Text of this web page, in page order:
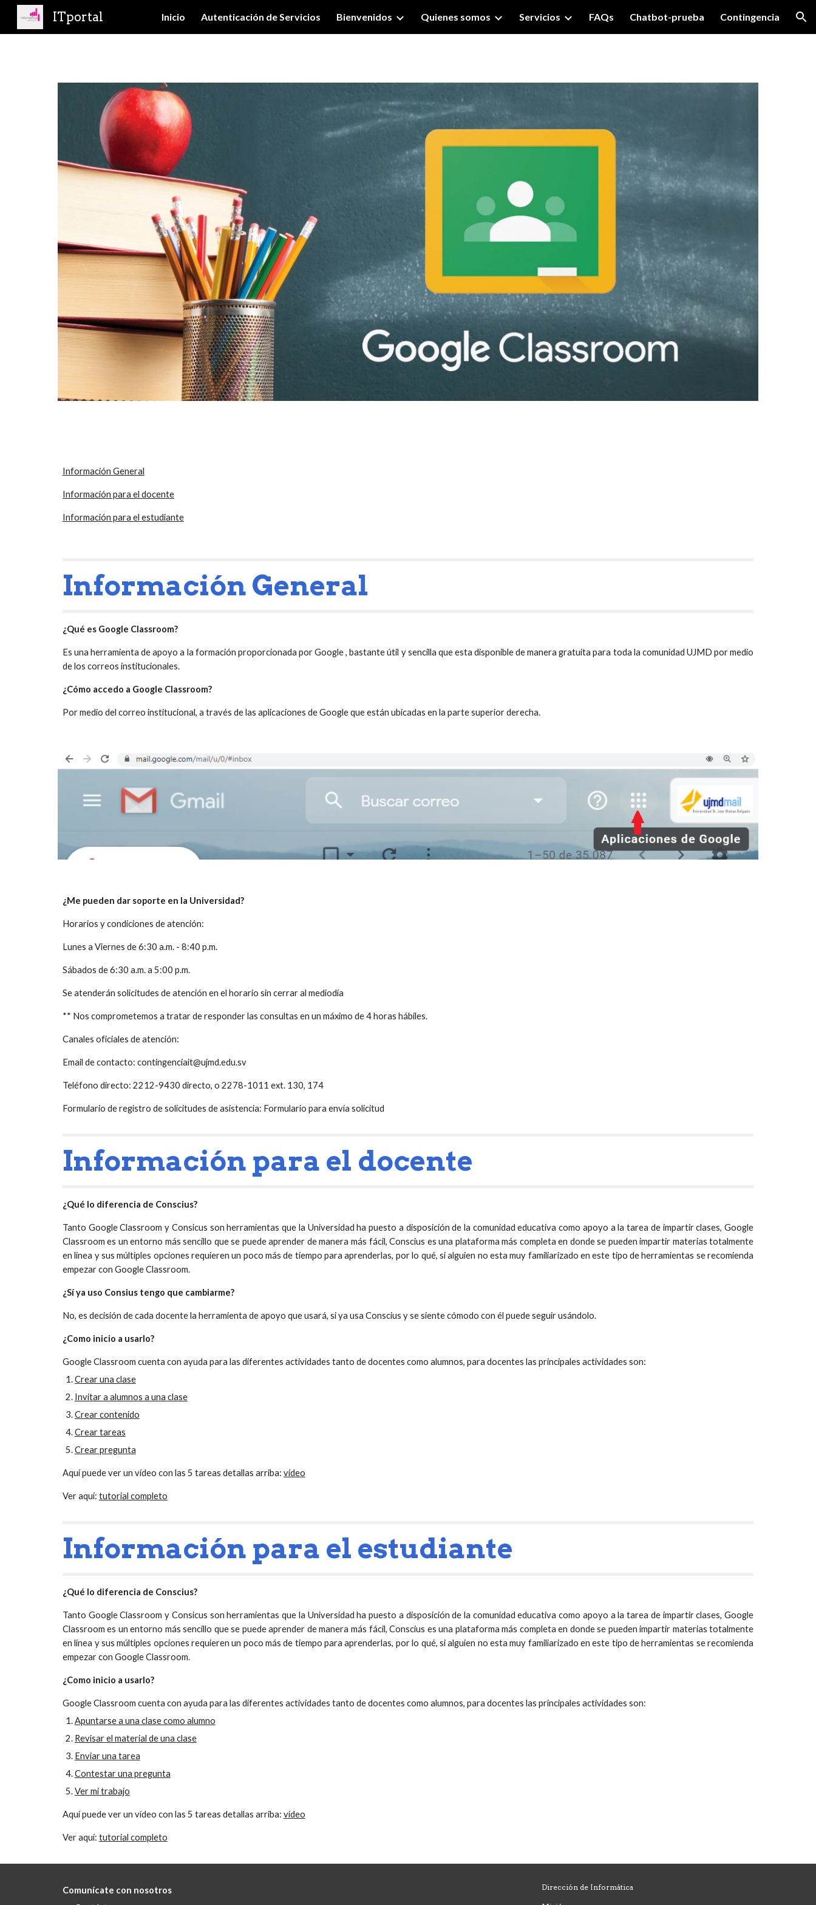
Skip to main content Skip to navigation
ITportal Inicio Autenticación de Servicios Bienvenidos Quienes somos Servicios FAQs Chatbot-prueba Contingencia
Información General
Información para el docente
Información para el estudiante
Información General
¿Qué es Google Classroom?
Es una herramienta de apoyo a la formación proporcionada por Google , bastante útil y sencilla que esta disponible de manera gratuita para toda la comunidad UJMD por medio
de los correos institucionales.
¿Cómo accedo a Google Classroom?
Por medio del correo institucional, a través de las aplicaciones de Google que están ubicadas en la parte superior derecha.
¿Me pueden dar soporte en la Universidad?
Horarios y condiciones de atención:
Lunes a Viernes de 6:30 a.m. - 8:40 p.m.
Sábados de 6:30 a.m. a 5:00 p.m.
Se atenderán solicitudes de atención en el horario sin cerrar al mediodía
** Nos comprometemos a tratar de responder las consultas en un máximo de 4 horas hábiles.
Canales oficiales de atención:
Email de contacto: contingenciait@ujmd.edu.sv
Teléfono directo: 2212-9430 directo, o 2278-1011 ext. 130, 174
Formulario de registro de solicitudes de asistencia: Formulario para envía solicitud
Información para el docente
¿Qué lo diferencia de Conscius?
Tanto Google Classroom y Consicus son herramientas que la Universidad ha puesto a disposición de la comunidad educativa como apoyo a la tarea de impartir clases, Google
Classroom es un entorno más sencillo que se puede aprender de manera más fácil, Conscius es una plataforma más completa en donde se pueden impartir materias totalmente
en línea y sus múltiples opciones requieren un poco más de tiempo para aprenderlas, por lo qué, si alguien no esta muy familiarizado en este tipo de herramientas se recomienda
empezar con Google Classroom.
¿Sí ya uso Consius tengo que cambiarme?
No, es decisión de cada docente la herramienta de apoyo que usará, si ya usa Conscius y se siente cómodo con él puede seguir usándolo.
¿Como inicio a usarlo?
Google Classroom cuenta con ayuda para las diferentes actividades tanto de docentes como alumnos, para docentes las principales actividades son:
Crear una clase
Invitar a alumnos a una clase
Crear contenido
Crear tareas
Crear pregunta
Aquí puede ver un vídeo con las 5 tareas detallas arriba: vídeo
Ver aquí: tutorial completo
Información para el estudiante
¿Qué lo diferencia de Conscius?
Tanto Google Classroom y Consicus son herramientas que la Universidad ha puesto a disposición de la comunidad educativa como apoyo a la tarea de impartir clases, Google
Classroom es un entorno más sencillo que se puede aprender de manera más fácil, Conscius es una plataforma más completa en donde se pueden impartir materias totalmente
en línea y sus múltiples opciones requieren un poco más de tiempo para aprenderlas, por lo qué, si alguien no esta muy familiarizado en este tipo de herramientas se recomienda
empezar con Google Classroom.
¿Como inicio a usarlo?
Google Classroom cuenta con ayuda para las diferentes actividades tanto de docentes como alumnos, para docentes las principales actividades son:
Apuntarse a una clase como alumno
Revisar el material de una clase
Enviar una tarea
Contestar una pregunta
Ver mi trabajo
Aquí puede ver un vídeo con las 5 tareas detallas arriba: vídeo
Ver aquí: tutorial completo
Comunícate con nosotros
Dirección de Informática